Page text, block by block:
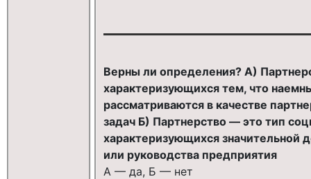
Верны ли определения? А)
характеризующихся тем, что
рассматриваются в качестве
задач Б) Партнерство — это тип
характеризующихся значительной
или руководства предприятия
А — да, Б — нет